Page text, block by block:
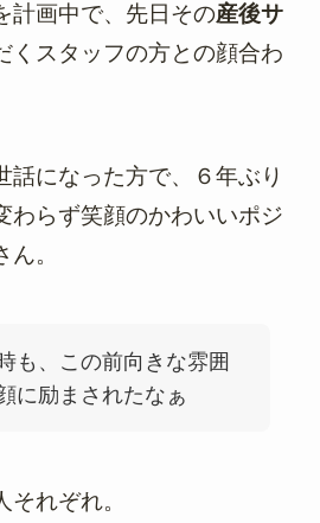
計画中で、先日その産後サ
くスタッフの方との顔合わ
話になった方で、６年ぶり
わらず笑顔のかわいいポジ
。
も、この前向きな雰囲
に励まされたなぁ
れぞれ。